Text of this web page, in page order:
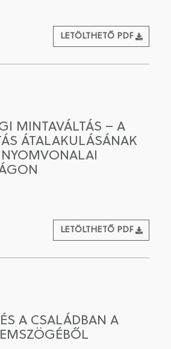
LETÖLTHETŐ PDF
MINTAVÁLTÁS – A
ÁTALAKULÁSÁNAK
LETÖLTHETŐ PDF
A CSALÁDBAN A